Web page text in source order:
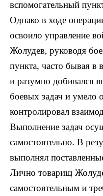
вспомогательный
Однако в ходе
освоило управление
Жолудев, руководя
пункта, часто бывая в
и разумно добивался
боевых задач и умело
контролировал
Выполнение задач
самостоятельно. В
выполнял
Лично товарищ
самостоятельным и